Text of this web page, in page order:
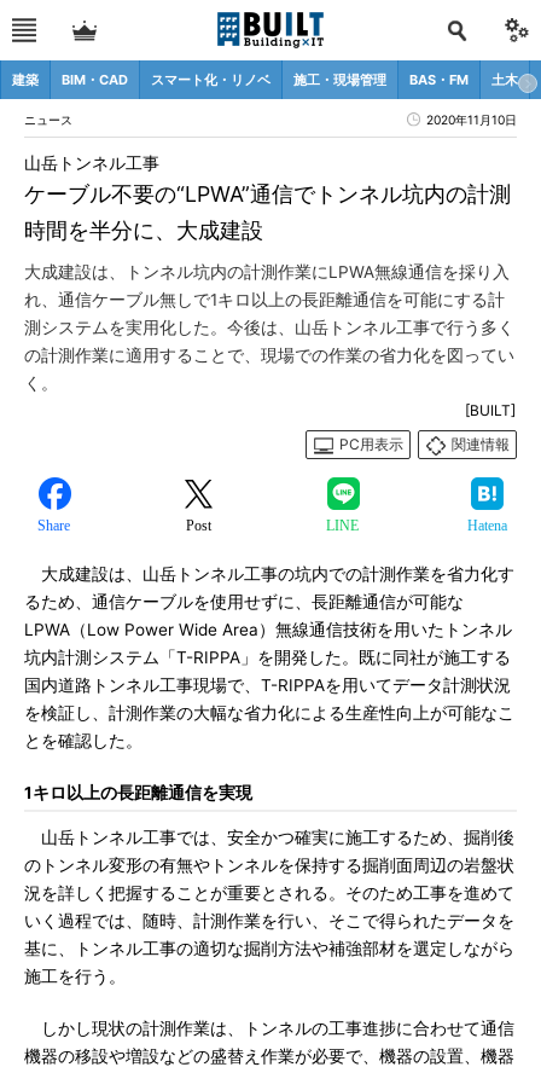
建築 BIM・CAD スマート化・リノベ 施工・現場管理 BAS・FM 土木
ニュース 2020年11月10日
ケーブル不要の“LPWA”通信でトンネル坑内の計測
時間を半分に、大成建設
山岳トンネル工事
大成建設は、トンネル坑内の計測作業にLPWA無線通信を採り入
れ、通信ケーブル無しで1キロ以上の長距離通信を可能にする計
測システムを実用化した。今後は、山岳トンネル工事で行う多く
の計測作業に適用することで、現場での作業の省力化を図ってい
く。
[BUILT]
PC用表示
関連情報
Share Post LINE Hatena
大成建設は、山岳トンネル工事の坑内での計測作業を省力化す
るため、通信ケーブルを使用せずに、長距離通信が可能な
LPWA（Low Power Wide Area）無線通信技術を用いたトンネル
坑内計測システム「T-RIPPA」を開発した。既に同社が施工する
国内道路トンネル工事現場で、T-RIPPAを用いてデータ計測状況
を検証し、計測作業の大幅な省力化による生産性向上が可能なこ
とを確認した。
1キロ以上の長距離通信を実現
山岳トンネル工事では、安全かつ確実に施工するため、掘削後
のトンネル変形の有無やトンネルを保持する掘削面周辺の岩盤状
況を詳しく把握することが重要とされる。そのため工事を進めて
いく過程では、随時、計測作業を行い、そこで得られたデータを
基に、トンネル工事の適切な掘削方法や補強部材を選定しながら
施工を行う。
しかし現状の計測作業は、トンネルの工事進捗に合わせて通信
機器の移設や増設などの盛替え作業が必要で、機器の設置、機器